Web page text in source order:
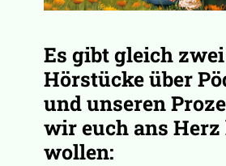
Es gibt gleich zwei
Hörstücke über
und unseren
wir euch ans Herz
wollen: